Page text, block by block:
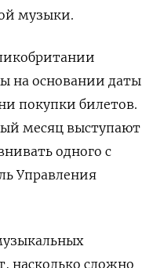
музыки.
на основании даты
покупки билетов.
месяц выступают
одного с
Управления
насколько сложно